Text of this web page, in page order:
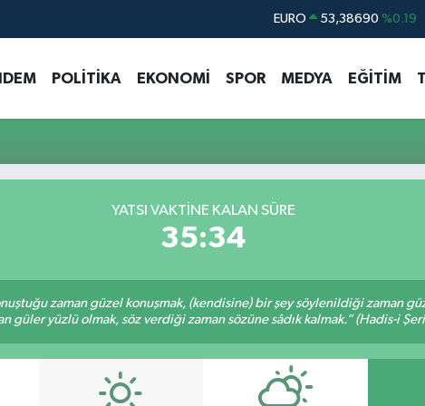
EURO 53,38690 %0.19
G.ALTIN 6862,09000 %0.19
BİST100 14.598,00 %0
DOLAR 45,43620 %0.02
POLİTİKA EKONOMİ SPOR MEDYA EĞİTİM
YATSI VAKTİNE KALAN SÜRE
35:34
zaman güzel konuşmak, (kendisine) bir şey söylenildiği zaman
güler yüzlü olmak, söz verdiği zaman sözüne sâdık kalmak.” (Hadis-i